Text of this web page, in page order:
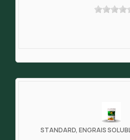
STANDARD, ENGRAIS